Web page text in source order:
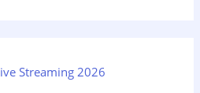
Streaming 2026